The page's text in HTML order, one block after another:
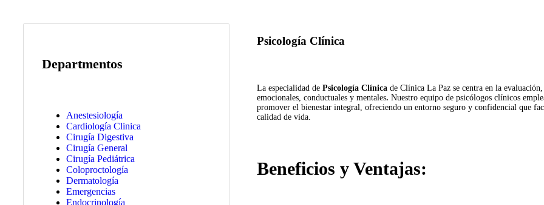
Departmentos
Anestesiología
Cardiología Clinica
Cirugía Digestiva
Cirugía General
Cirugía Pediátrica
Coloproctología
Dermatología
Emergencias
Endocrinología
Psicología Clínica
La especialidad de Psicología Clínicade Clínica La Paz se centra en la
emocionales, conductuales y mentales. Nuestro equipo de psicólogos clínicos
promover el bienestar integral, ofreciendo un entorno seguro y confidencial que
calidad de vida.
Beneficios y Ventajas: